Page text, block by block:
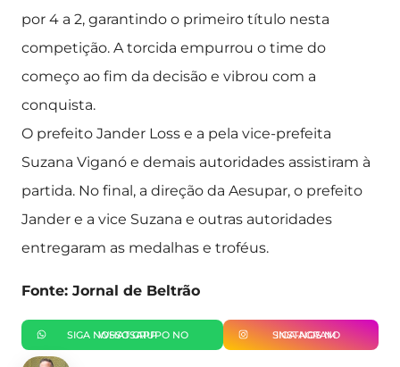
por 4 a 2, garantindo o primeiro título nesta
competição. A torcida empurrou o time do
começo ao fim da decisão e vibrou com a
conquista.
O prefeito Jander Loss e a pela vice-prefeita
Suzana Viganó e demais autoridades assistiram à
partida. No final, a direção da Aesupar, o prefeito
Jander e a vice Suzana e outras autoridades
entregaram as medalhas e troféus.
Fonte: Jornal de Beltrão
SIGA NOSSO GRUPO NO WHATSAPP SIGA-NOS NO INSTAGRAM